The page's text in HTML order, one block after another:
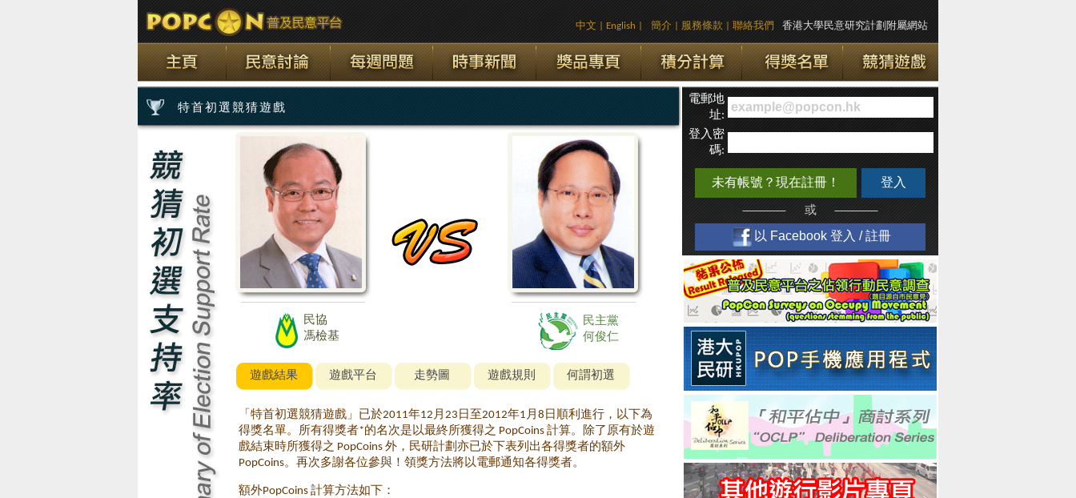
香港大學民意研究計劃附屬網站
簡介 服務條款 聯絡我們
中文 English
特首初選競猜遊戲
民協
馮檢基
民主黨
何俊仁
遊戲結果 遊戲平台 走勢圖 遊戲規則 何謂初選
「特首初選競猜遊戲」已於2011年12月23日至2012年1月8日順利進行，以下為
得獎名單。所有得獎者*的名次是以最終所獲得之 PopCoins 計算。除了原有於遊
戲結束時所獲得之 PopCoins 外，民研計劃亦已於下表列出各得獎者的額外
PopCoins。再次多謝各位參與！領獎方法將以電郵通知各得獎者。
額外PopCoins 計算方法如下：
電郵地
址:
登入密
碼:
未有帳號？現在註冊！ 登入
或
以 Facebook 登入 / 註冊